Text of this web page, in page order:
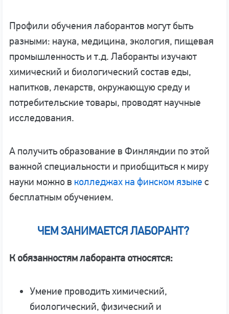
Профили обучения лаборантов могут быть
разными: наука, медицина, экология, пищевая
промышленность и т.д. Лаборанты изучают
химический и биологический состав еды,
напитков, лекарств, окружающую среду и
потребительские товары, проводят научные
исследования.
А получить образование в Финляндии по этой
важной специальности и приобщиться к миру
науки можно в колледжах на финском языке с
бесплатным обучением.
ЧЕМ ЗАНИМАЕТСЯ ЛАБОРАНТ?
К обязанностям лаборанта относятся:
Умение проводить химический,
биологический, физический и